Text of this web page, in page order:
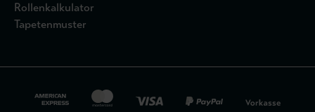
Rollenkalkulator
Tapetenmuster